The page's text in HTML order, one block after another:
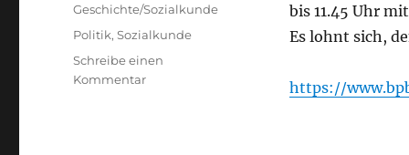
bis 11.45 Uhr
Es lohnt sich,
https://
Kategorien
Geschichte/Sozialkunde
Schlagwörter
Politik,Sozialkunde
Schreibe einen
Kommentarzu